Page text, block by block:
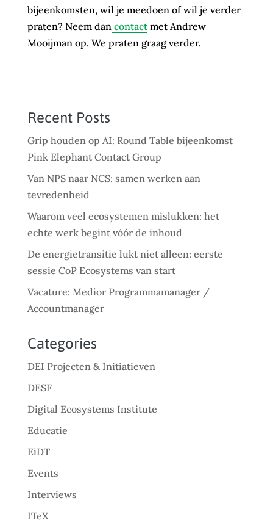
bijeenkomsten, wil je meedoen of wil je verder
praten? Neem dancontactmet Andrew
Mooijman op. We praten graag verder.
Recent Posts
Grip houden op AI: Round Table bijeenkomst
Pink Elephant Contact Group
Van NPS naar NCS: samen werken aan
tevredenheid
Waarom veel ecosystemen mislukken: het
echte werk begint vóór de inhoud
De energietransitie lukt niet alleen: eerste
sessie CoP Ecosystems van start
Vacature: Medior Programmamanager /
Accountmanager
Categories
DEI Projecten & Initiatieven
DESF
Digital Ecosystems Institute
Educatie
EiDT
Events
Interviews
ITeX